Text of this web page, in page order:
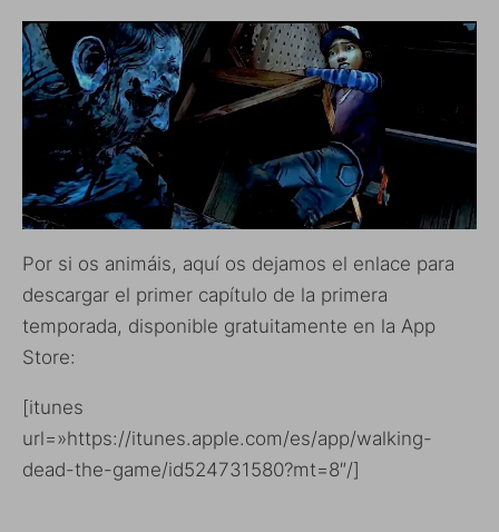
Por si os animáis, aquí os dejamos el enlace para
descargar el primer capítulo de la primera
temporada, disponible gratuitamente en la App
Store:
[itunes
url=»https://itunes.apple.com/es/app/walking-
dead-the-game/id524731580?mt=8″/]